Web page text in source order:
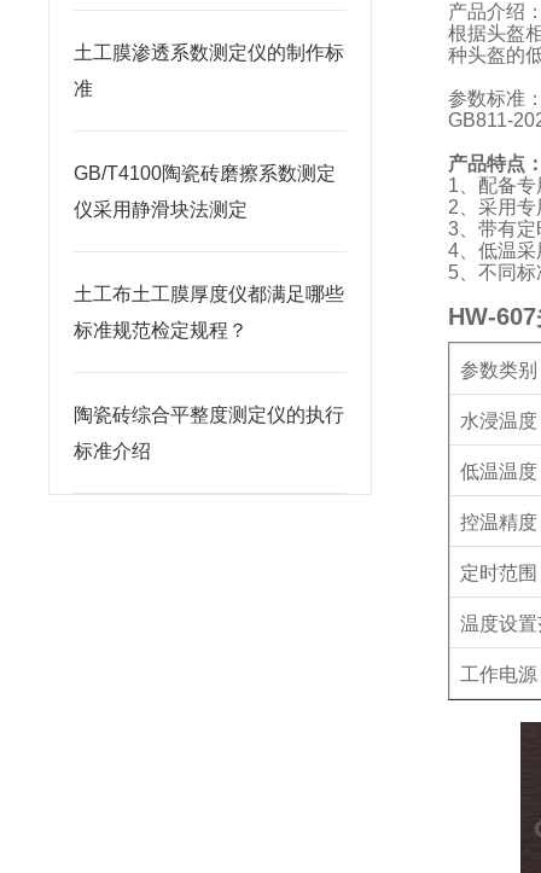
土工膜渗透系数测定仪的制作标
准
GB/T4100陶瓷砖磨擦系数测定
仪采用静滑块法测定
土工布土工膜厚度仪都满足哪些
标准规范检定规程？
陶瓷砖综合平整度测定仪的执行
标准介绍
产品介绍
根据头盔
种头盔的
参数标准
GB811-
产品特点
1 、配备
2 、采用
3 、带有
4 、低温
5 、不同
HW-
参数类别
水浸温度
低温温度
控温精度
定时范围
温度设
工作电源